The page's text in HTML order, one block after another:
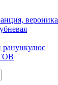
вероника